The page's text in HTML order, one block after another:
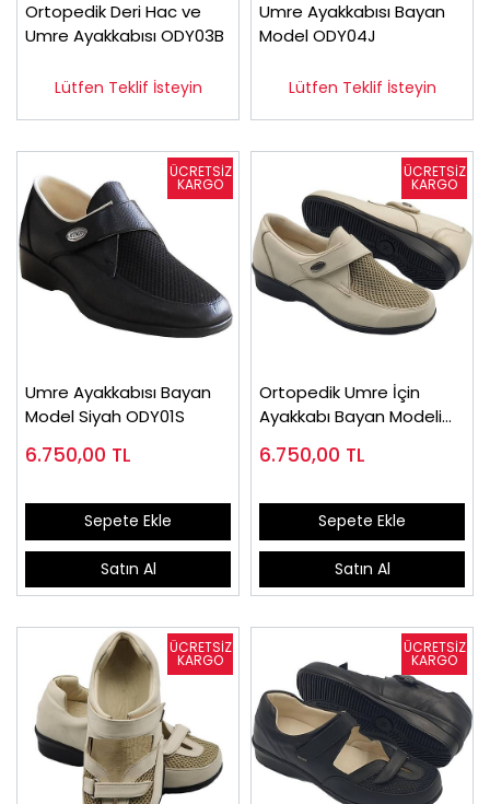
Ortopedik Deri Hac ve
Umre Ayakkabısı ODY03B
Lütfen Teklif İsteyin
Umre Ayakkabısı Bayan
Model ODY04J
Lütfen Teklif İsteyin
Umre Ayakkabısı Bayan
Model Siyah ODY01S
6.750,00 TL
Sepete Ekle
Satın Al
Ortopedik Umre İçin
Ayakkabı Bayan Modeli
6.750,00 TL
Sepete Ekle
Satın Al